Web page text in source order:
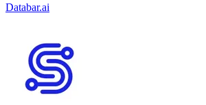
Databar.ai